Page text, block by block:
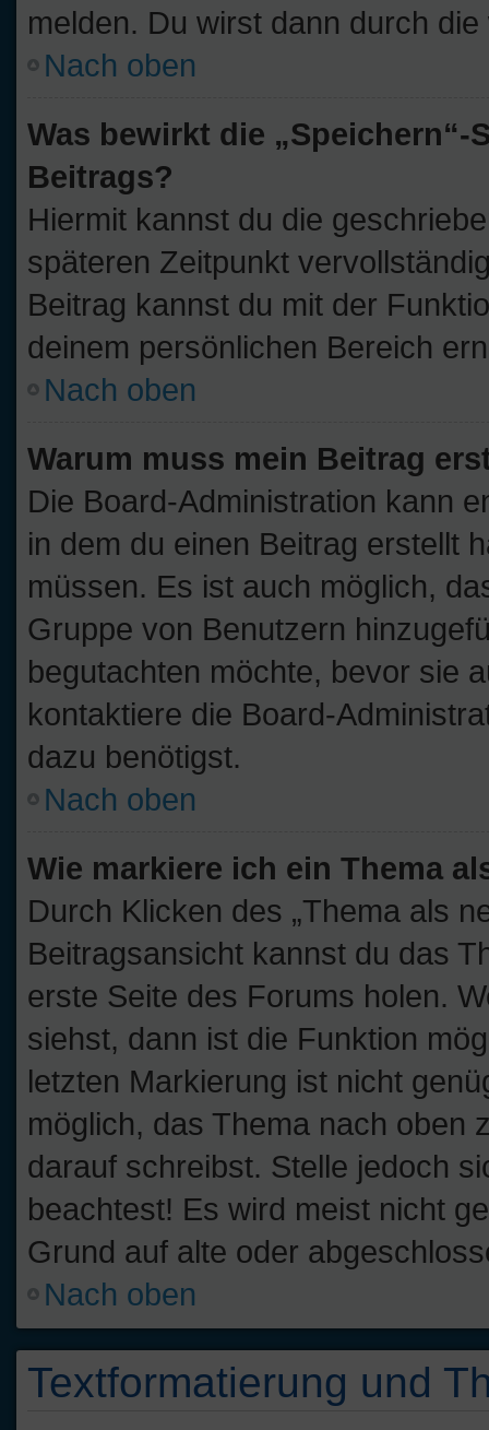
melden. Du wirst dann durch
Nach oben
Was bewirkt die
Beitrags?
Hiermit kannst du die
späteren Zeitpunkt
Beitrag kannst du mit der
deinem persönlichen Bereich
Nach oben
Warum muss mein Beitrag
Die Board-Administration kann
in dem du einen Beitrag erstellt
müssen. Es ist auch möglich,
Gruppe von Benutzern
begutachten möchte, bevor sie
kontaktiere die Board-
dazu benötigst.
Nach oben
Wie markiere ich ein Thema
Durch Klicken des „Thema als
Beitragsansicht kannst du das
erste Seite des Forums holen.
siehst, dann ist die Funktion
letzten Markierung ist nicht
möglich, das Thema nach oben
darauf schreibst. Stelle jedoch
beachtest! Es wird meist nicht
Grund auf alte oder
Nach oben
Textformatierung und